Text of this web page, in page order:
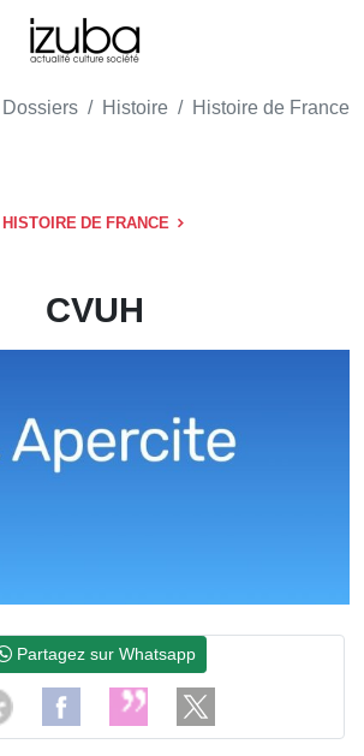
Dossiers Histoire Histoire de France
HISTOIRE DE FRANCE
CVUH
Partagez sur Whatsapp